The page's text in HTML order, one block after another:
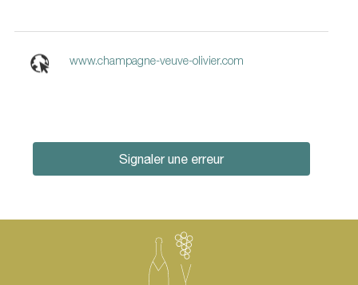
www.champagne-veuve-olivier.com
Signaler une erreur